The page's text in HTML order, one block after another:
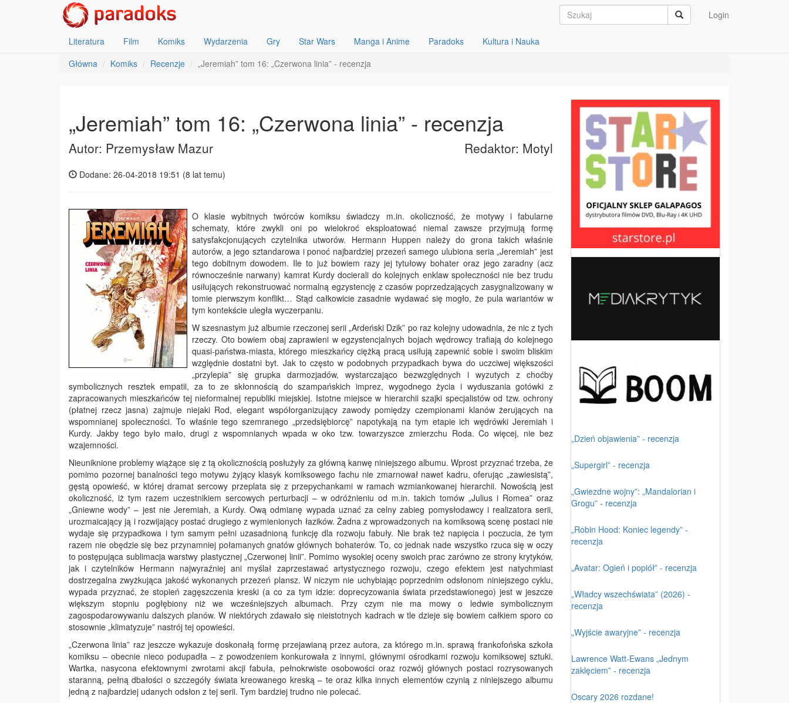
Login
Literatura Film Komiks Wydarzenia Gry Star Wars Manga i Anime Paradoks
Kultura i Nauka
Główna
Komiks Recenzje „Jeremiah” tom 16: „Czerwona linia” - recenzja
„Jeremiah” tom 16: „Czerwona linia” - recenzja
Autor: Przemysław Mazur Redaktor: Motyl
Dodane: 26-04-2018 19:51 (8 lat temu)
O klasie wybitnych twórców komiksu świadczy m.in. okoliczność, że motywy i fabularne
schematy, które zwykli oni po wielokroć eksploatować niemal zawsze przyjmują formę
satysfakcjonujących czytelnika utworów. Hermann Huppen należy do grona takich właśnie
autorów, a jego sztandarowa i ponoć najbardziej przezeń samego ulubiona seria „Jeremiah” jest
tego dobitnym dowodem. Ile to już bowiem razy jej tytułowy bohater oraz jego zaradny (acz
równocześnie narwany) kamrat Kurdy docierali do kolejnych enklaw społeczności nie bez trudu
usiłujących rekonstruować normalną egzystencję z czasów poprzedzających zasygnalizowany w
tomie pierwszym konflikt… Stąd całkowicie zasadnie wydawać się mogło, że pula wariantów w
tym kontekście uległa wyczerpaniu.
W szesnastym już albumie rzeczonej serii „Ardeński Dzik” po raz kolejny udowadnia, że nic z tych
rzeczy. Oto bowiem obaj zaprawieni w egzystencjalnych bojach wędrowcy trafiają do kolejnego
quasi-państwa-miasta, którego mieszkańcy ciężką pracą usiłują zapewnić sobie i swoim bliskim
względnie dostatni byt. Jak to często w podobnych przypadkach bywa do uczciwej większości
„przylepia” się grupka darmozjadów, wystarczająco bezwzględnych i wyzutych z choćby
symbolicznych resztek empatii, za to ze skłonnością do szampańskich imprez, wygodnego życia i wyduszania gotówki z
zapracowanych mieszkańców tej nieformalnej republiki miejskiej. Istotne miejsce w hierarchii szajki specjalistów od tzw. ochrony
(płatnej rzecz jasna) zajmuje niejaki Rod, elegant współorganizujący zawody pomiędzy czempionami klanów żerujących na
wspomnianej społeczności. To właśnie tego szemranego „przedsiębiorcę” napotykają na tym etapie ich wędrówki Jeremiah i
Kurdy. Jakby tego było mało, drugi z wspomnianych wpada w oko tzw. towarzyszce zmierzchu Roda. Co więcej, nie bez
wzajemności.
Nieuniknione problemy wiążące się z tą okolicznością posłużyły za główną kanwę niniejszego albumu. Wprost przyznać trzeba, że
pomimo pozornej banalności tego motywu żyjący klasyk komiksowego fachu nie zmarnował nawet kadru, oferując „zawiesistą”,
gęstą opowieść, w której dramat sercowy przeplata się z przepychankami w ramach wzmiankowanej hierarchii. Nowością jest
okoliczność, iż tym razem uczestnikiem sercowych perturbacji – w odróżnieniu od m.in. takich tomów „Julius i Romea” oraz
„Gniewne wody” – jest nie Jeremiah, a Kurdy. Ową odmianę wypada uznać za celny zabieg pomysłodawcy i realizatora serii,
urozmaicający ją i rozwijający postać drugiego z wymienionych łazików. Żadna z wprowadzonych na komiksową scenę postaci nie
wydaje się przypadkowa i tym samym pełni uzasadnioną funkcję dla rozwoju fabuły. Nie brak też napięcia i poczucia, że tym
razem nie obędzie się bez przynamniej połamanych gnatów głównych bohaterów. To, co jednak nade wszystko rzuca się w oczy
to postępująca sublimacja warstwy plastycznej „Czerwonej linii”. Pomimo wysokiej oceny swoich prac zarówno ze strony krytyków,
jak i czytelników Hermann najwyraźniej ani myślał zaprzestawać artystycznego rozwoju, czego efektem jest natychmiast
dostrzegalna zwyżkująca jakość wykonanych przezeń plansz. W niczym nie uchybiając poprzednim odsłonom niniejszego cyklu,
wypada przyznać, że stopień zagęszczenia kreski (a co za tym idzie: doprecyzowania świata przedstawionego) jest w jeszcze
większym stopniu pogłębiony niż we wcześniejszych albumach. Przy czym nie ma mowy o ledwie symbolicznym
zagospodarowywaniu dalszych planów. W niektórych zdawało się nieistotnych kadrach w tle dzieje się bowiem całkiem sporo co
stosownie „klimatyzuje” nastrój tej opowieści.
„Czerwona linia” raz jeszcze wykazuje doskonałą formę przejawianą przez autora, za którego m.in. sprawą frankofońska szkoła
komiksu – obecnie nieco podupadła – z powodzeniem konkurowała z innymi, głównymi ośrodkami rozwoju komiksowej sztuki.
Wartka, nasycona efektownymi zwrotami akcji fabuła, pełnokrwiste osobowości oraz rozwój głównych postaci rozrysowanych
staranną, pełną dbałości o szczegóły świata kreowanego kreską – te oraz kilka innych elementów czynią z niniejszego albumu
jedną z najbardziej udanych odsłon z tej serii. Tym bardziej trudno nie polecać.
„Dzień objawienia” - recenzja
„Supergirl” - recenzja
„Gwiezdne wojny”: „Mandalorian i
Grogu” - recenzja
„Robin Hood: Koniec legendy” -
recenzja
„Avatar: Ogień i popiół” - recenzja
„Władcy wszechświata” (2026) -
recenzja
„Wyjście awaryjne” - recenzja
Lawrence Watt-Ewans „Jednym
zaklęciem” - recenzja
Oscary 2026 rozdane!